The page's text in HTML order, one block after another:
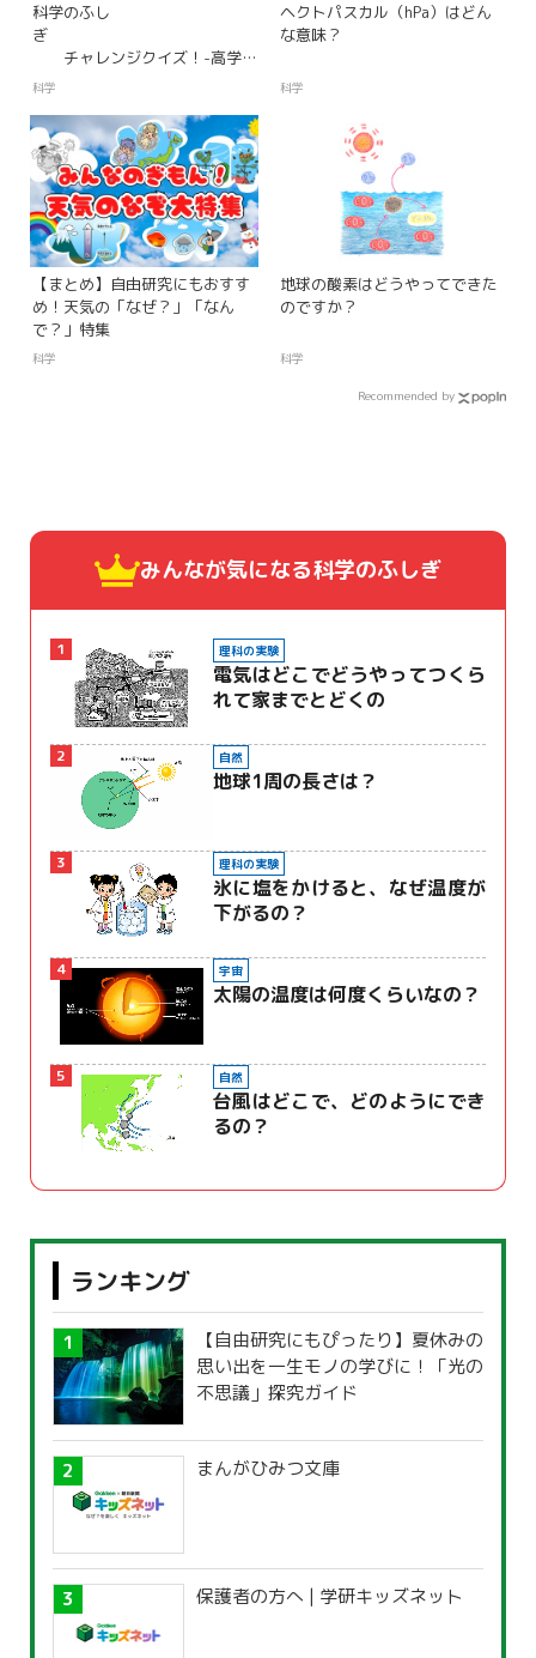
科学のふし
ぎ
チャレンジクイズ！-高学
年レベル-
科学
ヘクトパスカル（hPa）はどん
な意味？
科学
【まとめ】自由研究にもおすす
め！天気の「なぜ？」「なん
で？」特集
科学
地球の酸素はどうやってできた
のですか？
科学
Recommended by
みんなが気になる科学のふしぎ
1 理科の実験
電気はどこでどうやってつくら
れて家までとどくの
2 自然
地球1周の長さは？
3 理科の実験
氷に塩をかけると、なぜ温度が
下がるの？
4 宇宙
太陽の温度は何度くらいなの？
5 自然
台風はどこで、どのようにでき
るの？
ランキング
【自由研究にもぴったり】夏休みの
思い出を一生モノの学びに！「光の
不思議」探究ガイド
まんがひみつ文庫
保護者の方へ | 学研キッズネット